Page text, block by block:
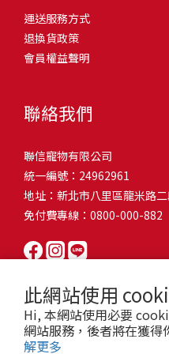
此網站使用
Hi, 本網站使用必要
網站服務，後者將在獲得
解更多
和獨立能力。 幼犬訓練常見
練？A: 訓練可從幼犬到家首日
化黃金期，每次訓練控制在5-
屬啃咬玩具作替代品，發現不
尿尿？A: 建立固定如廁時間表
密切監督。意外發生時不責罵
一直吠叫怎麼辦？A: 找出原因
「安靜」指令，停止吠叫時獎
向獎勵比懲罰更有效且健康。
狗狗怎麼辦？A: 循序漸進社交
正面經驗後給予獎勵。考慮參
慮要如何處理？A: 練習短暫分
調。提供能分散注意力的玩具
熱，水分流失快，腸道可能變
換季時沒有適當調整環境，貓
天注意保暖，提供暖墊、厚毯
像是開冷氣又突然關掉，容易
時，記得關心貓咪的腸胃狀況
有血絲、異味特別重，那就要
蟲、球蟲）或腸胃炎、腸道疾
下來甚至可能造成貓咪消瘦、
月一次，成貓每 3~6 個月一次
嘔吐、食慾下降，務必儘早就
天，或糞便異常，應立即帶去
壓力影響腸胃壓力不只影響
張、焦慮、驚嚇（如煙火聲、
尤其是個性敏感的貓咪，對變
就先「罷工」。減少壓力來源
活中輕鬆改善看到滿屋子的貓
透過一些簡單的日常照護方式
毛、洗澡到增加互動和營養調
行動吧！ 預防貓掉毛方法1：
啦！勤勞梳毛是最直接有效的
髮打結和皮膚問題。建議週期
2-3天梳一次。挑選合適的梳
或專用脫毛梳，依照毛質選擇
不僅能增加你們的互動時間，
貓掉毛方法2：定期洗澡「貓
其實不完全正確哦！適當的洗
澡頻率不宜過高，一般室內貓
而會造成皮膚乾燥。選擇專為
完全吹乾，避免濕毛造成皮膚
的紙箱。建議一開始可以購買
使用狀況，再考慮購買「豪
$500貓跳台$1,500貓砂盆$500
咪是非常需要安全感的動物，
花費3：貓跳台貓咪雖然不需
放高度適合的貓跳台提供貓咪
咪對於環境的安全感。一次性
用品，可選擇合適貓咪體型大
想，需要準備一個能夠讓牠們
時，外出籠就非常重要，平常
緊急情況時，貓咪過度抗拒。
費用大約落在 $ 7900~ $
運送服務方式
退換貨政策
會員權益聲明
聯絡我們
聯信寵物有限公司
統一編號：24962961
地址：新北市八里區龍米路
免付費專線：0800-000-882